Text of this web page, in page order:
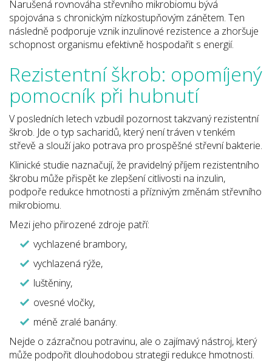
Narušená rovnováha střevního mikrobiomu bývá
spojována s chronickým nízkostupňovým zánětem. Ten
následně podporuje vznik inzulinové rezistence a zhoršuje
schopnost organismu efektivně hospodařit s energií.
Rezistentní škrob: opomíjený
pomocník při hubnutí
V posledních letech vzbudil pozornost takzvaný rezistentní
škrob. Jde o typ sacharidů, který není tráven v tenkém
střevě a slouží jako potrava pro prospěšné střevní bakterie.
Klinické studie naznačují, že pravidelný příjem rezistentního
škrobu může přispět ke zlepšení citlivosti na inzulin,
podpoře redukce hmotnosti a příznivým změnám střevního
mikrobiomu.
Mezi jeho přirozené zdroje patří:
vychlazené brambory,
vychlazená rýže,
luštěniny,
ovesné vločky,
méně zralé banány.
Nejde o zázračnou potravinu, ale o zajímavý nástroj, který
může podpořit dlouhodobou strategii redukce hmotnosti.